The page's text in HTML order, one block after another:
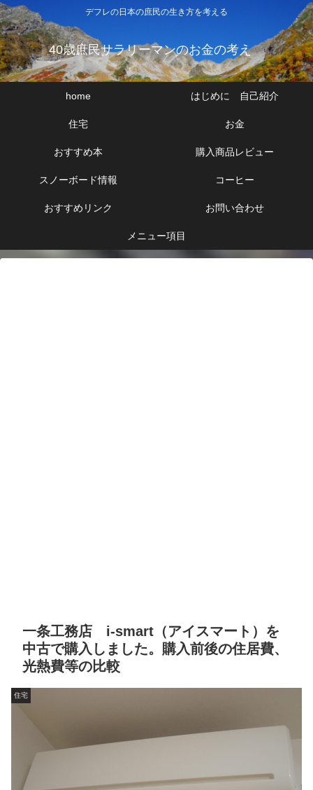
デフレの日本の庶民の生き方を考える
40歳庶民サラリーマンのお金の考え
home はじめに 自己紹介
住宅 お金
おすすめ本 購入商品レビュー
スノーボード情報 コーヒー
おすすめリンク お問い合わせ
メニュー項目
一条工務店 i-smart（アイスマート）を
中古で購入しました。購入前後の住居費、
光熱費等の比較
住宅